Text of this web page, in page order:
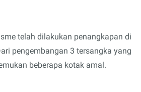
telah dilakukan penangkapan di
pengembangan 3 tersangka yang
beberapa kotak amal.